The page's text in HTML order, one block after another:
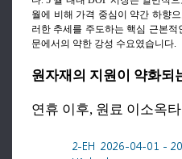
월에 비해 가격 중심이 약간 하향
러한 추세를 주도하는 핵심 근본
문에서의 약한 강성 수요였습니다.
원자재의 지원이 약화되
연휴 이후, 원료 이소옥